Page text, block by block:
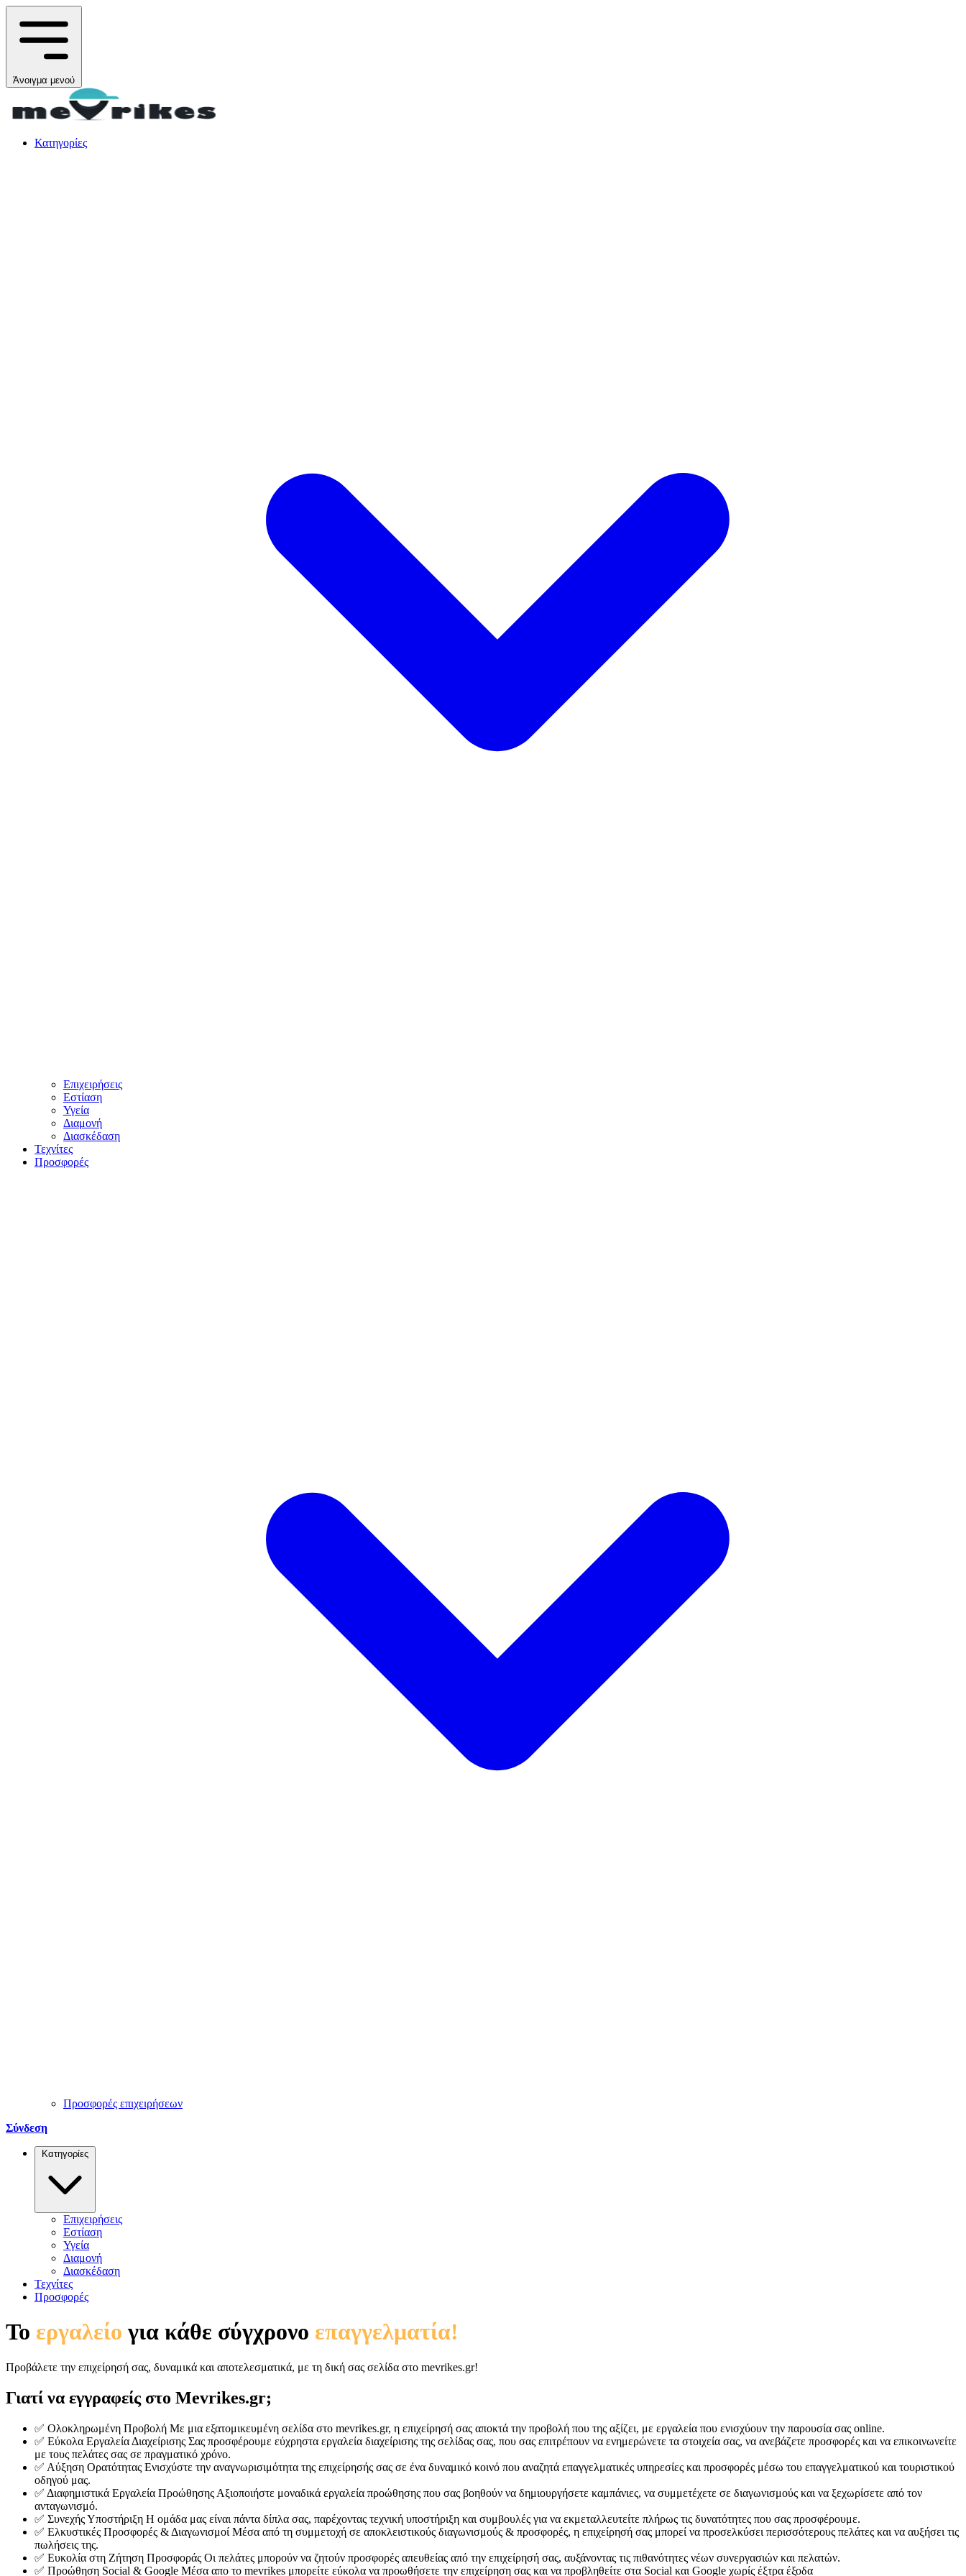
Άνοιγμα μενού
Κατηγορίες
Επιχειρήσεις
Εστίαση
Υγεία
Διαμονή
Διασκέδαση
Τεχνίτες
Προσφορές
Προσφορές επιχειρήσεων
Σύνδεση
Κατηγορίες
Επιχειρήσεις
Εστίαση
Υγεία
Διαμονή
Διασκέδαση
Τεχνίτες
Προσφορές
Το εργαλείο για κάθε σύγχρονο επαγγελματία!
Προβάλετε την επιχείρησή σας, δυναμικά και αποτελεσματικά, με τη δική σας σελίδα στο mevrikes.gr!
Γιατί να εγγραφείς στο Mevrikes.gr;
✅ Ολοκληρωμένη Προβολή Με μια εξατομικευμένη σελίδα στο mevrikes.gr, η επιχείρησή σας αποκτά την προβολή που της αξίζει, με εργαλεία που ενισχύουν την παρουσία σας online.
✅ Εύκολα Εργαλεία Διαχείρισης Σας προσφέρουμε εύχρηστα εργαλεία διαχείρισης της σελίδας σας, που σας επιτρέπουν να ενημερώνετε τα στοιχεία σας, να ανεβάζετε προσφορές και να επικοινωνείτε
με τους πελάτες σας σε πραγματικό χρόνο.
✅ Αύξηση Ορατότητας Ενισχύστε την αναγνωρισιμότητα της επιχείρησής σας σε ένα δυναμικό κοινό που αναζητά επαγγελματικές υπηρεσίες και προσφορές μέσω του επαγγελματικού και τουριστικού
οδηγού μας.
✅ Διαφημιστικά Εργαλεία Προώθησης Αξιοποιήστε μοναδικά εργαλεία προώθησης που σας βοηθούν να δημιουργήσετε καμπάνιες, να συμμετέχετε σε διαγωνισμούς και να ξεχωρίσετε από τον
ανταγωνισμό.
✅ Συνεχής Υποστήριξη Η ομάδα μας είναι πάντα δίπλα σας, παρέχοντας τεχνική υποστήριξη και συμβουλές για να εκμεταλλευτείτε πλήρως τις δυνατότητες που σας προσφέρουμε.
✅ Ελκυστικές Προσφορές & Διαγωνισμοί Μέσα από τη συμμετοχή σε αποκλειστικούς διαγωνισμούς & προσφορές, η επιχείρησή σας μπορεί να προσελκύσει περισσότερους πελάτες και να αυξήσει τις
πωλήσεις της.
✅ Ευκολία στη Ζήτηση Προσφοράς Οι πελάτες μπορούν να ζητούν προσφορές απευθείας από την επιχείρησή σας, αυξάνοντας τις πιθανότητες νέων συνεργασιών και πελατών.
✅ Προώθηση Social & Google Μέσα απο το mevrikes μπορείτε εύκολα να προωθήσετε την επιχείρηση σας και να προβληθείτε στα Social και Google χωρίς έξτρα έξοδα